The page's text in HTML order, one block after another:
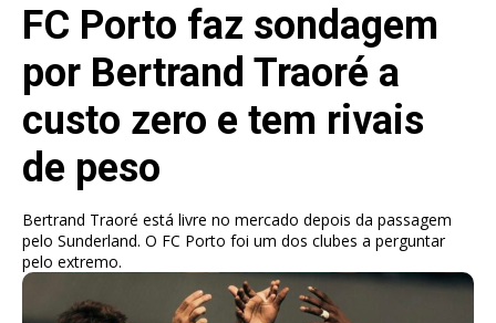
FC Porto faz sondagem
por Bertrand Traoré a
custo zero e tem rivais
de peso
Bertrand Traoré está livre no mercado depois da passagem
pelo Sunderland. O FC Porto foi um dos clubes a perguntar
pelo extremo.